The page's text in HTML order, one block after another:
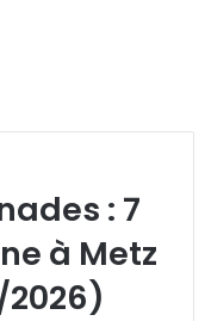
: 7
à Metz